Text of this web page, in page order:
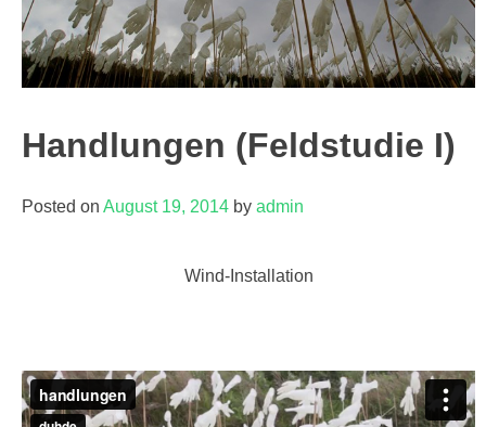
Handlungen (Feldstudie I)
Posted on August 19, 2014 by admin
Wind-Installation